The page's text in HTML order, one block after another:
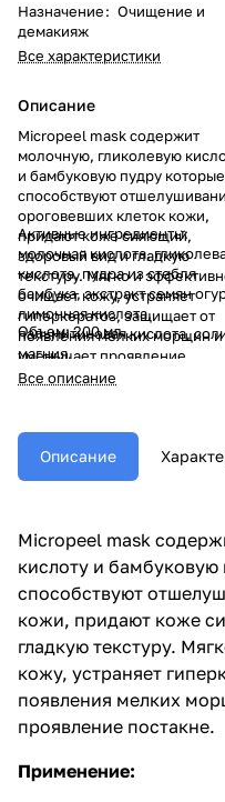
Назначение: Очищение и
демакияж
Все характеристики
Описание
Micropeel mask содержит
молочную, гликолевую
и бамбуковую пудру которые
способствуют
ороговевших клеток кожи,
придают коже сияющий,
здоровый вид и гладкую
текстуру. Мягко и
очищает кожу, устраняет
гиперкератоз, защищает от
появления мелких морщин и
уменьшает проявление
постакне.
Активные ингредиенты:
молочная кислота,
кислота, пудра из стебля
бамбука, экстракт семян
лимонная кислота,
пальмитиновая кислота,
магния.
Объем: 200 мл.
Все описание
Описание
Micropeel mask
кислоту и
способствуют
кожи, придают коже
гладкую текстуру.
кожу, устраняет
появления мелких
проявление постакне.
Применение: